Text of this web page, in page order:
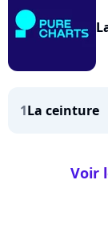
1La ceinture
Voir